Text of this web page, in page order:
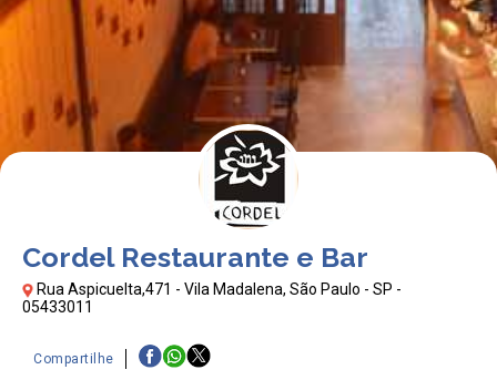
Cordel Restaurante e Bar
Rua Aspicuelta,471 - Vila Madalena, São Paulo - SP -
05433011
Compartilhe